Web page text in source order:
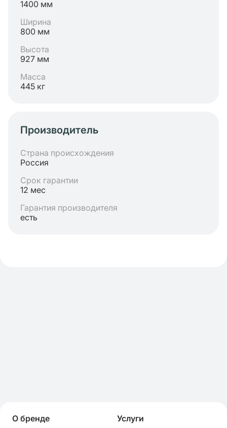
1400 мм
Ширина
800 мм
Высота
927 мм
Масса
445 кг
Производитель
Страна происхождения
Россия
Срок гарантии
12 мес
Гарантия производителя
есть
О бренде
Услуги